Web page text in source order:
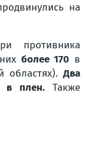
на
противника
более 170 в
областях).Два
в плен. Также